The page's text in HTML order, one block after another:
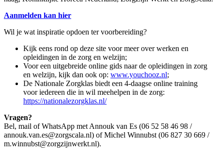
Aanmelden kan hier
Wil je wat inspiratie opdoen ter voorbereiding?
Kijk eens rond op deze site voor meer over werken en
opleidingen in de zorg en welzijn;
Voor een uitgebreide online gids naar de opleidingen in zorg
en welzijn, kijk dan ook op: www.youchooz.nl;
De Nationale Zorgklas biedt een 4-daagse online training
voor iedereen die in wil meehelpen in de zorg:
https://nationalezorgklas.nl/
Vragen?
Bel, mail of WhatsApp met Annouk van Es (06 52 58 46 98 /
annouk.van.es@zorgscala.nl) of Michel Winnubst (06 827 30 669 /
m.winnubst@zorgzijnwerkt.nl).